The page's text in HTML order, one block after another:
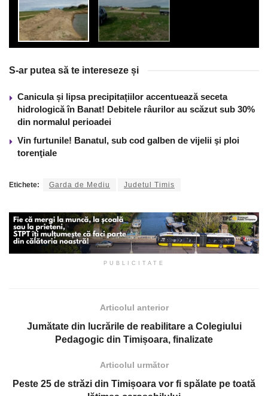
S-ar putea să te intereseze și
Canicula și lipsa precipitațiilor accentuează seceta
hidrologică în Banat! Debitele râurilor au scăzut sub 30%
din normalul perioadei
Vin furtunile! Banatul, sub cod galben de vijelii şi ploi
torenţiale
Etichete: Garda de Mediu Judetul Timis
PUBLICITATE
Articolul anterior
Jumătate din lucrările de reabilitare a Colegiului
Pedagogic din Timișoara, finalizate
Articolul următor
Peste 25 de străzi din Timișoara vor fi spălate pe toată